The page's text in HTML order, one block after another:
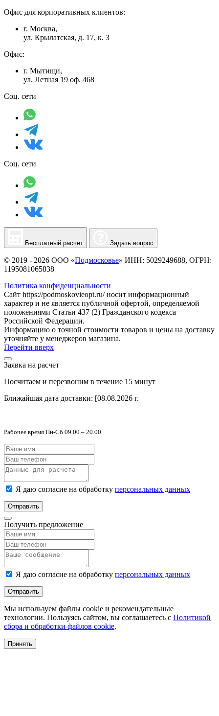
Офис для корпоративных клиентов:
г. Москва,
ул. Крылатская, д. 17, к. 3
Офис:
г. Мытищи,
ул. Летная 19 оф. 468
Соц. сети
Соц. сети
Бесплатный расчет Задать вопрос
© 2019 - 2026 ООО «Подмосковье» ИНН: 5029249688, ОГРН:
1195081065838
Политика конфиденциальности
Сайт https://podmoskovieopt.ru/ носит информационный
характер и не является публичной офертой, определяемой
положениями Статьи 437 (2) Гражданского кодекса
Российской Федерации.
Информацию о точной стоимости товаров и цены на доставку
уточняйте у менеджеров магазина.
Перейти вверх
Заявка на расчет
Посчитаем и перезвоним в течение 15 минут
Ближайшая дата доставки: [08.08.2026 г.
Рабочее время Пн-Сб 09.00 – 20.00
Я даю согласие на обработку персональных данных
Отправить
Получить предложение
Я даю согласие на обработку персональных данных
Отправить
Мы используем файлы cookie и рекомендательные
технологии. Пользуясь сайтом, вы соглашаетесь с Политикой
сбора и обработки файлов cookie.
Принять